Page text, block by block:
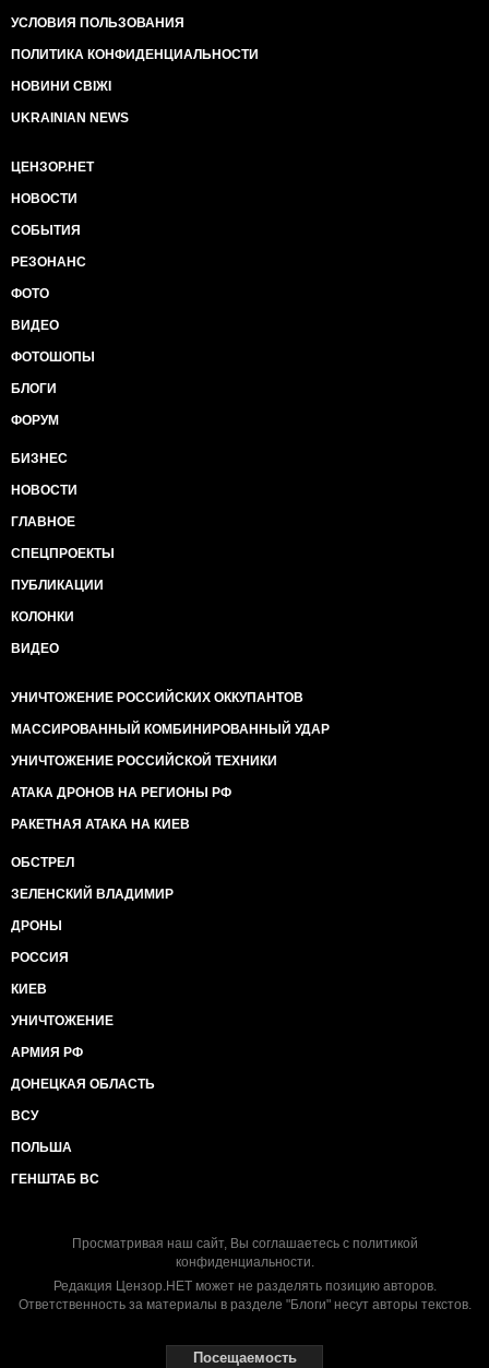
УСЛОВИЯ ПОЛЬЗОВАНИЯ
ПОЛИТИКА КОНФИДЕНЦИАЛЬНОСТИ
НОВИНИ СВІЖІ
UKRAINIAN NEWS
ЦЕНЗОР.НЕТ
НОВОСТИ
СОБЫТИЯ
РЕЗОНАНС
ФОТО
ВИДЕО
ФОТОШОПЫ
БЛОГИ
ФОРУМ
БИЗНЕС
НОВОСТИ
ГЛАВНОЕ
СПЕЦПРОЕКТЫ
ПУБЛИКАЦИИ
КОЛОНКИ
ВИДЕО
УНИЧТОЖЕНИЕ РОССИЙСКИХ ОККУПАНТОВ
МАССИРОВАННЫЙ КОМБИНИРОВАННЫЙ УДАР
УНИЧТОЖЕНИЕ РОССИЙСКОЙ ТЕХНИКИ
АТАКА ДРОНОВ НА РЕГИОНЫ РФ
РАКЕТНАЯ АТАКА НА КИЕВ
ОБСТРЕЛ
ЗЕЛЕНСКИЙ ВЛАДИМИР
ДРОНЫ
РОССИЯ
КИЕВ
УНИЧТОЖЕНИЕ
АРМИЯ РФ
ДОНЕЦКАЯ ОБЛАСТЬ
ВСУ
ПОЛЬША
ГЕНШТАБ ВС
Просматривая наш сайт, Вы соглашаетесь с политикой
конфиденциальности.
Редакция Цензор.НЕТ может не разделять позицию авторов.
Ответственность за материалы в разделе "Блоги" несут авторы текстов.
Посещаемость